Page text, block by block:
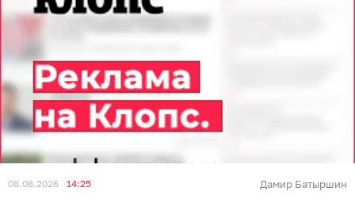
08.08.2026 14:25 Дамир Батыршин